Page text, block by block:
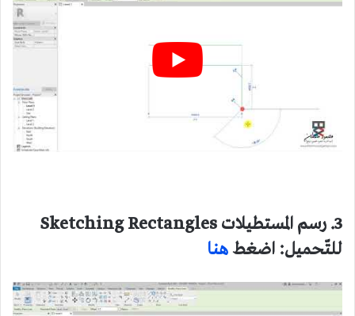
3. رسم المستطيلات Sketching Rectangles
للتّحميل: اضغطهنا